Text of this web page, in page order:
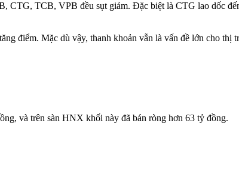
CTG, TCB, VPB đều sụt giảm. Đặc biệt là CTG lao dốc
điểm. Mặc dù vậy, thanh khoản vẫn là vấn đề lớn cho thị
và trên sàn HNX khối này đã bán ròng hơn 63 tỷ đồng.